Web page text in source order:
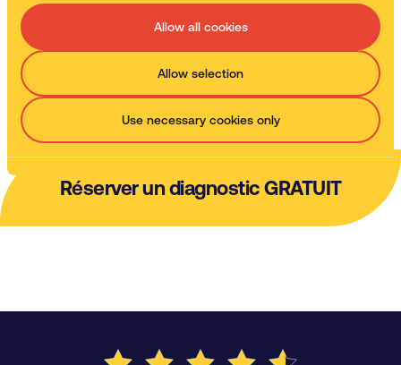
Allow all cookies
Allow selection
Use necessary cookies only
Nous récupérons et traitons vos déchets en toute conformité
Regarder la vidéo explicative
Réserver un diagnostic GRATUIT